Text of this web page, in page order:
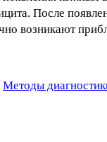
После
возникают
Методы